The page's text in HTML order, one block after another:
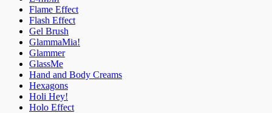
Flame Effect
Flash Effect
Gel Brush
GlammaMia!
Glammer
GlassMe
Hand and Body Creams
Hexagons
Holi Hey!
Holo Effect